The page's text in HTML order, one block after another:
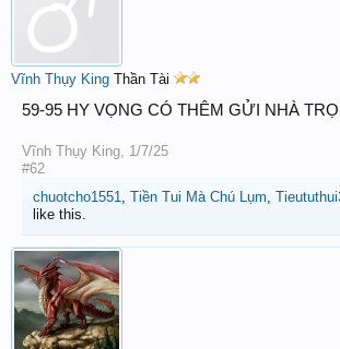
Vĩnh Thụy King Thần Tài
59-95 HY VỌNG CÓ THÊM GỬI NHÀ TRỌ
Vĩnh Thụy King, 1/7/25
#62
chuotcho1551, Tiền Tui Mà Chú Lụm,
like this.